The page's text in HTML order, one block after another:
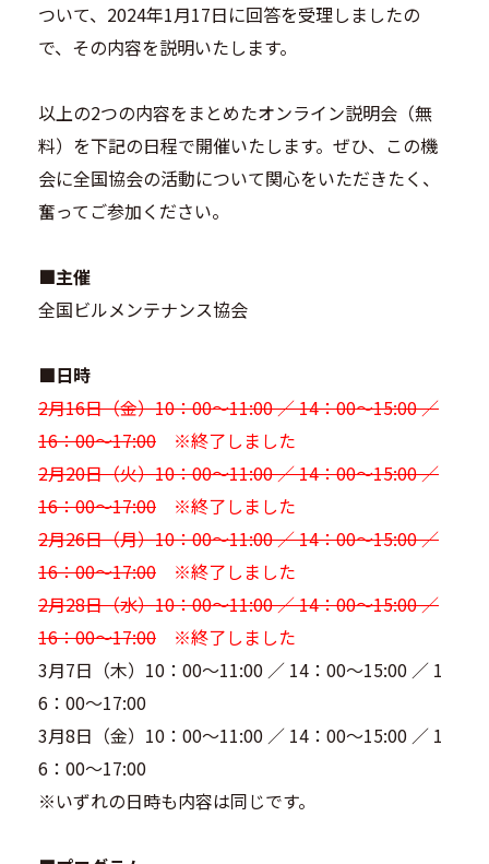
ついて、2024年1月17日に回答を受理しましたの
で、その内容を説明いたします。
以上の2つの内容をまとめたオンライン説明会（無
料）を下記の日程で開催いたします。ぜひ、この機
会に全国協会の活動について関心をいただきたく、
奮ってご参加ください。
■主催
全国ビルメンテナンス協会
■日時
2月16日（金）10：00～11:00 ／ 14：00～15:00 ／
16：00～17:00 ※終了しました
2月20日（火）10：00～11:00 ／ 14：00～15:00 ／
16：00～17:00 ※終了しました
2月26日（月）10：00～11:00 ／ 14：00～15:00 ／
16：00～17:00 ※終了しました
2月28日（水）10：00～11:00 ／ 14：00～15:00 ／
16：00～17:00 ※終了しました
3月7日（木）10：00～11:00 ／ 14：00～15:00 ／ 1
6：00～17:00
3月8日（金）10：00～11:00 ／ 14：00～15:00 ／ 1
6：00～17:00
※いずれの日時も内容は同じです。